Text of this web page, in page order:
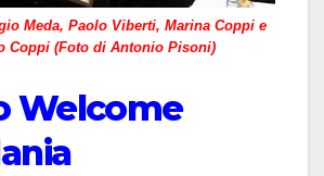
Meda, Paolo Viberti, Marina Coppi e
Coppi (Foto di Antonio Pisoni)
Welcome